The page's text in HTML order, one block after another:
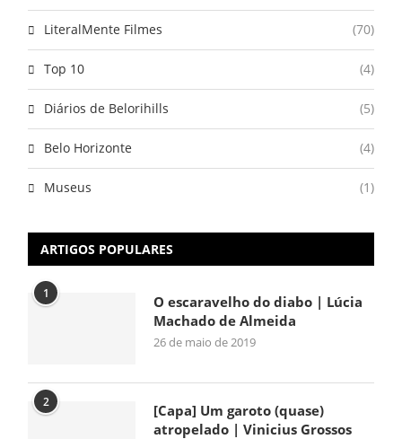
LiteralMente Filmes (70)
Top 10 (4)
Diários de Belorihills (5)
Belo Horizonte (4)
Museus (1)
ARTIGOS POPULARES
1
O escaravelho do diabo | Lúcia
Machado de Almeida
26 de maio de 2019
2
[Capa] Um garoto (quase)
atropelado | Vinicius Grossos